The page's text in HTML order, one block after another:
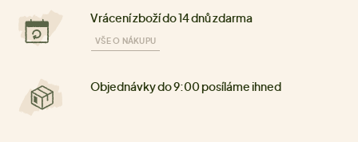
Vrácení zboží do 14 dnů zdarma
VŠE O NÁKUPU
Objednávky do 9:00 posíláme ihned